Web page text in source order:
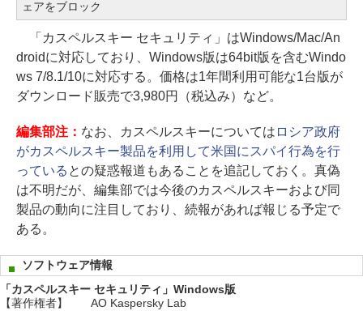
ェアをブロック
「カスペルスキー セキュリティ」はWindows/Mac/An
droidに対応しており、Windows版は64bit版を含むWindo
ws 7/8.1/10に対応する。価格は1年間利用可能な1台版が
ダウンロード販売で3,980円（税込み）など。
編集部注： なお、カスペルスキーについては ロシア政府
がカスペルスキー製品を利用して米国にスパイ行為を行
っている との疑惑報道もあることを追記しておく。真偽
は不明だが、編集部では今後のカスペルスキーおよび同
製品の動向に注目しており、続報があれば報じる予定で
ある。
ソフトウェア情報
「カスペルスキー セキュリティ」Windows版
【著作権者】
AO Kaspersky Lab